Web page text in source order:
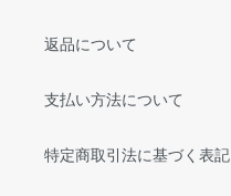
返品について
支払い方法について
特定商取引法に基づく表記